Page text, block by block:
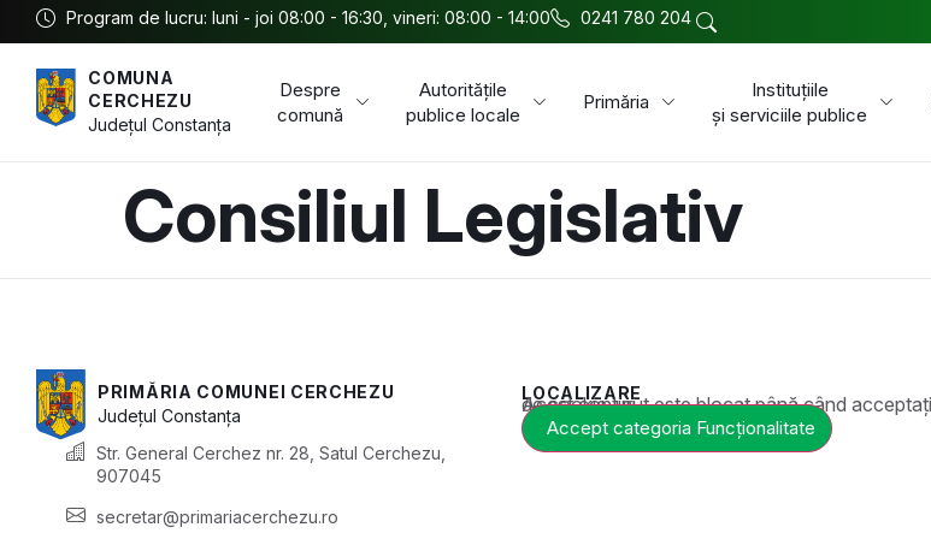
Program de lucru: luni - joi 08:00 - 16:30, vineri: 08:00 - 14:00 0241 780 204
COMUNA
CERCHEZU
JudețulConstanța
Despre
comună
Autoritățile
publice locale
Primăria
Instituțiile
și serviciile publice
Consiliul Legislativ
PRIMĂRIA COMUNEI CERCHEZU
JudețulConstanța
Str. General Cerchez nr. 28, Satul Cerchezu,
907045
secretar@primariacerchezu.ro
LOCALIZARE
Acest conținut este blocat până când acceptați categoria corespunzătoare de cookie-uri.
Accept categoria Funcționalitate